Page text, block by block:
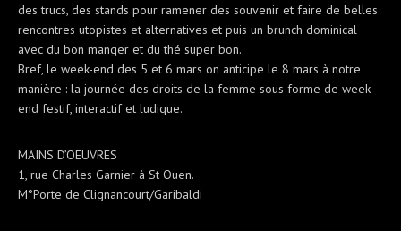
des trucs, des stands pour ramener des souvenir et faire de belles
rencontres utopistes et alternatives et puis un brunch dominical
avec du bon manger et du thé super bon.
Bref, le week-end des 5 et 6 mars on anticipe le 8 mars à notre
manière : la journée des droits de la femme sous forme de week-
end festif, interactif et ludique.
MAINS D’OEUVRES
1, rue Charles Garnier à St Ouen.
M°Porte de Clignancourt/Garibaldi